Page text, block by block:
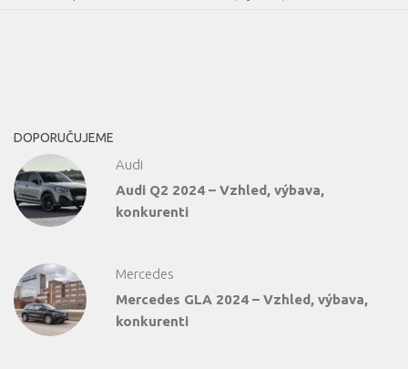
DOPORUČUJEME
Audi
Audi Q2 2024 – Vzhled, výbava,
konkurenti
Mercedes
Mercedes GLA 2024 – Vzhled, výbava,
konkurenti